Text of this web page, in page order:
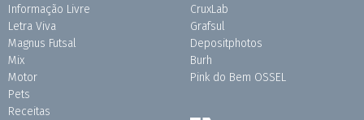
Informação Livre
Letra Viva
Magnus Futsal
Mix
Motor
Pets
Receitas
CruxLab
Grafsul
Depositphotos
Burh
Pink do Bem OSSEL